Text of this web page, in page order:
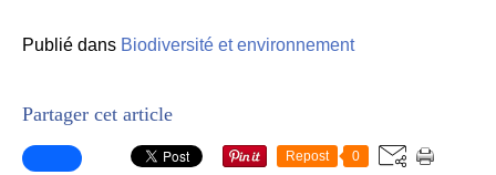
Publié dans Biodiversité et environnement
Partager cet article
Repost 0